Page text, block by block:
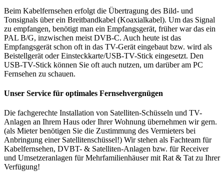
Beim Kabelfernsehen erfolgt die Übertragung des Bild- und
Tonsignals über ein Breitbandkabel (Koaxialkabel). Um das Signal
zu empfangen, benötigt man ein Empfangsgerät, früher war das ein
PAL B/G, inzwischen meist DVB-C. Auch heute ist das
Empfangsgerät schon oft in das TV-Gerät eingebaut bzw. wird als
Beistellgerät oder Einsteckkarte/USB-TV-Stick eingesetzt. Den
USB-TV-Stick können Sie oft auch nutzen, um darüber am PC
Fernsehen zu schauen.
Unser Service für optimales Fernsehvergnügen
Die fachgerechte Installation von Satelliten-Schüsseln und TV-
Anlagen an Ihrem Haus oder Ihrer Wohnung übernehmen wir gern.
(als Mieter benötigen Sie die Zustimmung des Vermieters bei
Anbringung einer Satellitenschüssel!) Wir stehen als Fachteam für
Kabelfernsehen, DVBT- & Satelliten-Anlagen bzw. für Receiver
und Umsetzeranlagen für Mehrfamilienhäuser mit Rat & Tat zu Ihrer
Verfügung!